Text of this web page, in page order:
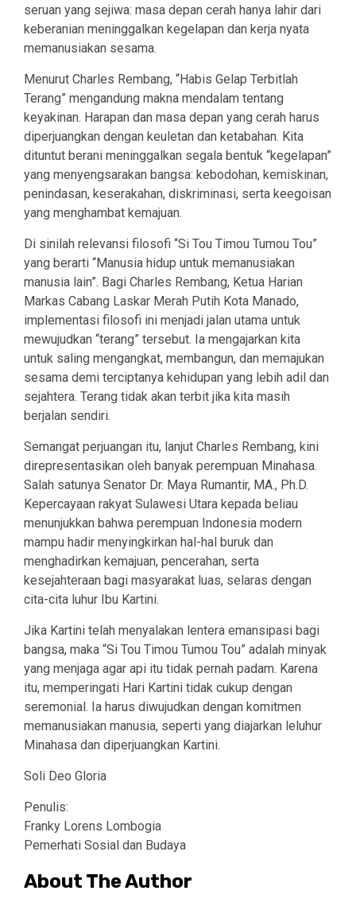
seruan yang sejiwa: masa depan cerah hanya lahir dari
keberanian meninggalkan kegelapan dan kerja nyata
memanusiakan sesama.
Menurut Charles Rembang, “Habis Gelap Terbitlah
Terang” mengandung makna mendalam tentang
keyakinan. Harapan dan masa depan yang cerah harus
diperjuangkan dengan keuletan dan ketabahan. Kita
dituntut berani meninggalkan segala bentuk “kegelapan”
yang menyengsarakan bangsa: kebodohan, kemiskinan,
penindasan, keserakahan, diskriminasi, serta keegoisan
yang menghambat kemajuan.
Di sinilah relevansi filosofi “Si Tou Timou Tumou Tou”
yang berarti “Manusia hidup untuk memanusiakan
manusia lain”. Bagi Charles Rembang, Ketua Harian
Markas Cabang Laskar Merah Putih Kota Manado,
implementasi filosofi ini menjadi jalan utama untuk
mewujudkan “terang” tersebut. Ia mengajarkan kita
untuk saling mengangkat, membangun, dan memajukan
sesama demi terciptanya kehidupan yang lebih adil dan
sejahtera. Terang tidak akan terbit jika kita masih
berjalan sendiri.
Semangat perjuangan itu, lanjut Charles Rembang, kini
direpresentasikan oleh banyak perempuan Minahasa.
Salah satunya Senator Dr. Maya Rumantir, MA., Ph.D.
Kepercayaan rakyat Sulawesi Utara kepada beliau
menunjukkan bahwa perempuan Indonesia modern
mampu hadir menyingkirkan hal-hal buruk dan
menghadirkan kemajuan, pencerahan, serta
kesejahteraan bagi masyarakat luas, selaras dengan
cita-cita luhur Ibu Kartini.
Jika Kartini telah menyalakan lentera emansipasi bagi
bangsa, maka “Si Tou Timou Tumou Tou” adalah minyak
yang menjaga agar api itu tidak pernah padam. Karena
itu, memperingati Hari Kartini tidak cukup dengan
seremonial. Ia harus diwujudkan dengan komitmen
memanusiakan manusia, seperti yang diajarkan leluhur
Minahasa dan diperjuangkan Kartini.
Soli Deo Gloria
Penulis:
Franky Lorens Lombogia
Pemerhati Sosial dan Budaya
About The Author